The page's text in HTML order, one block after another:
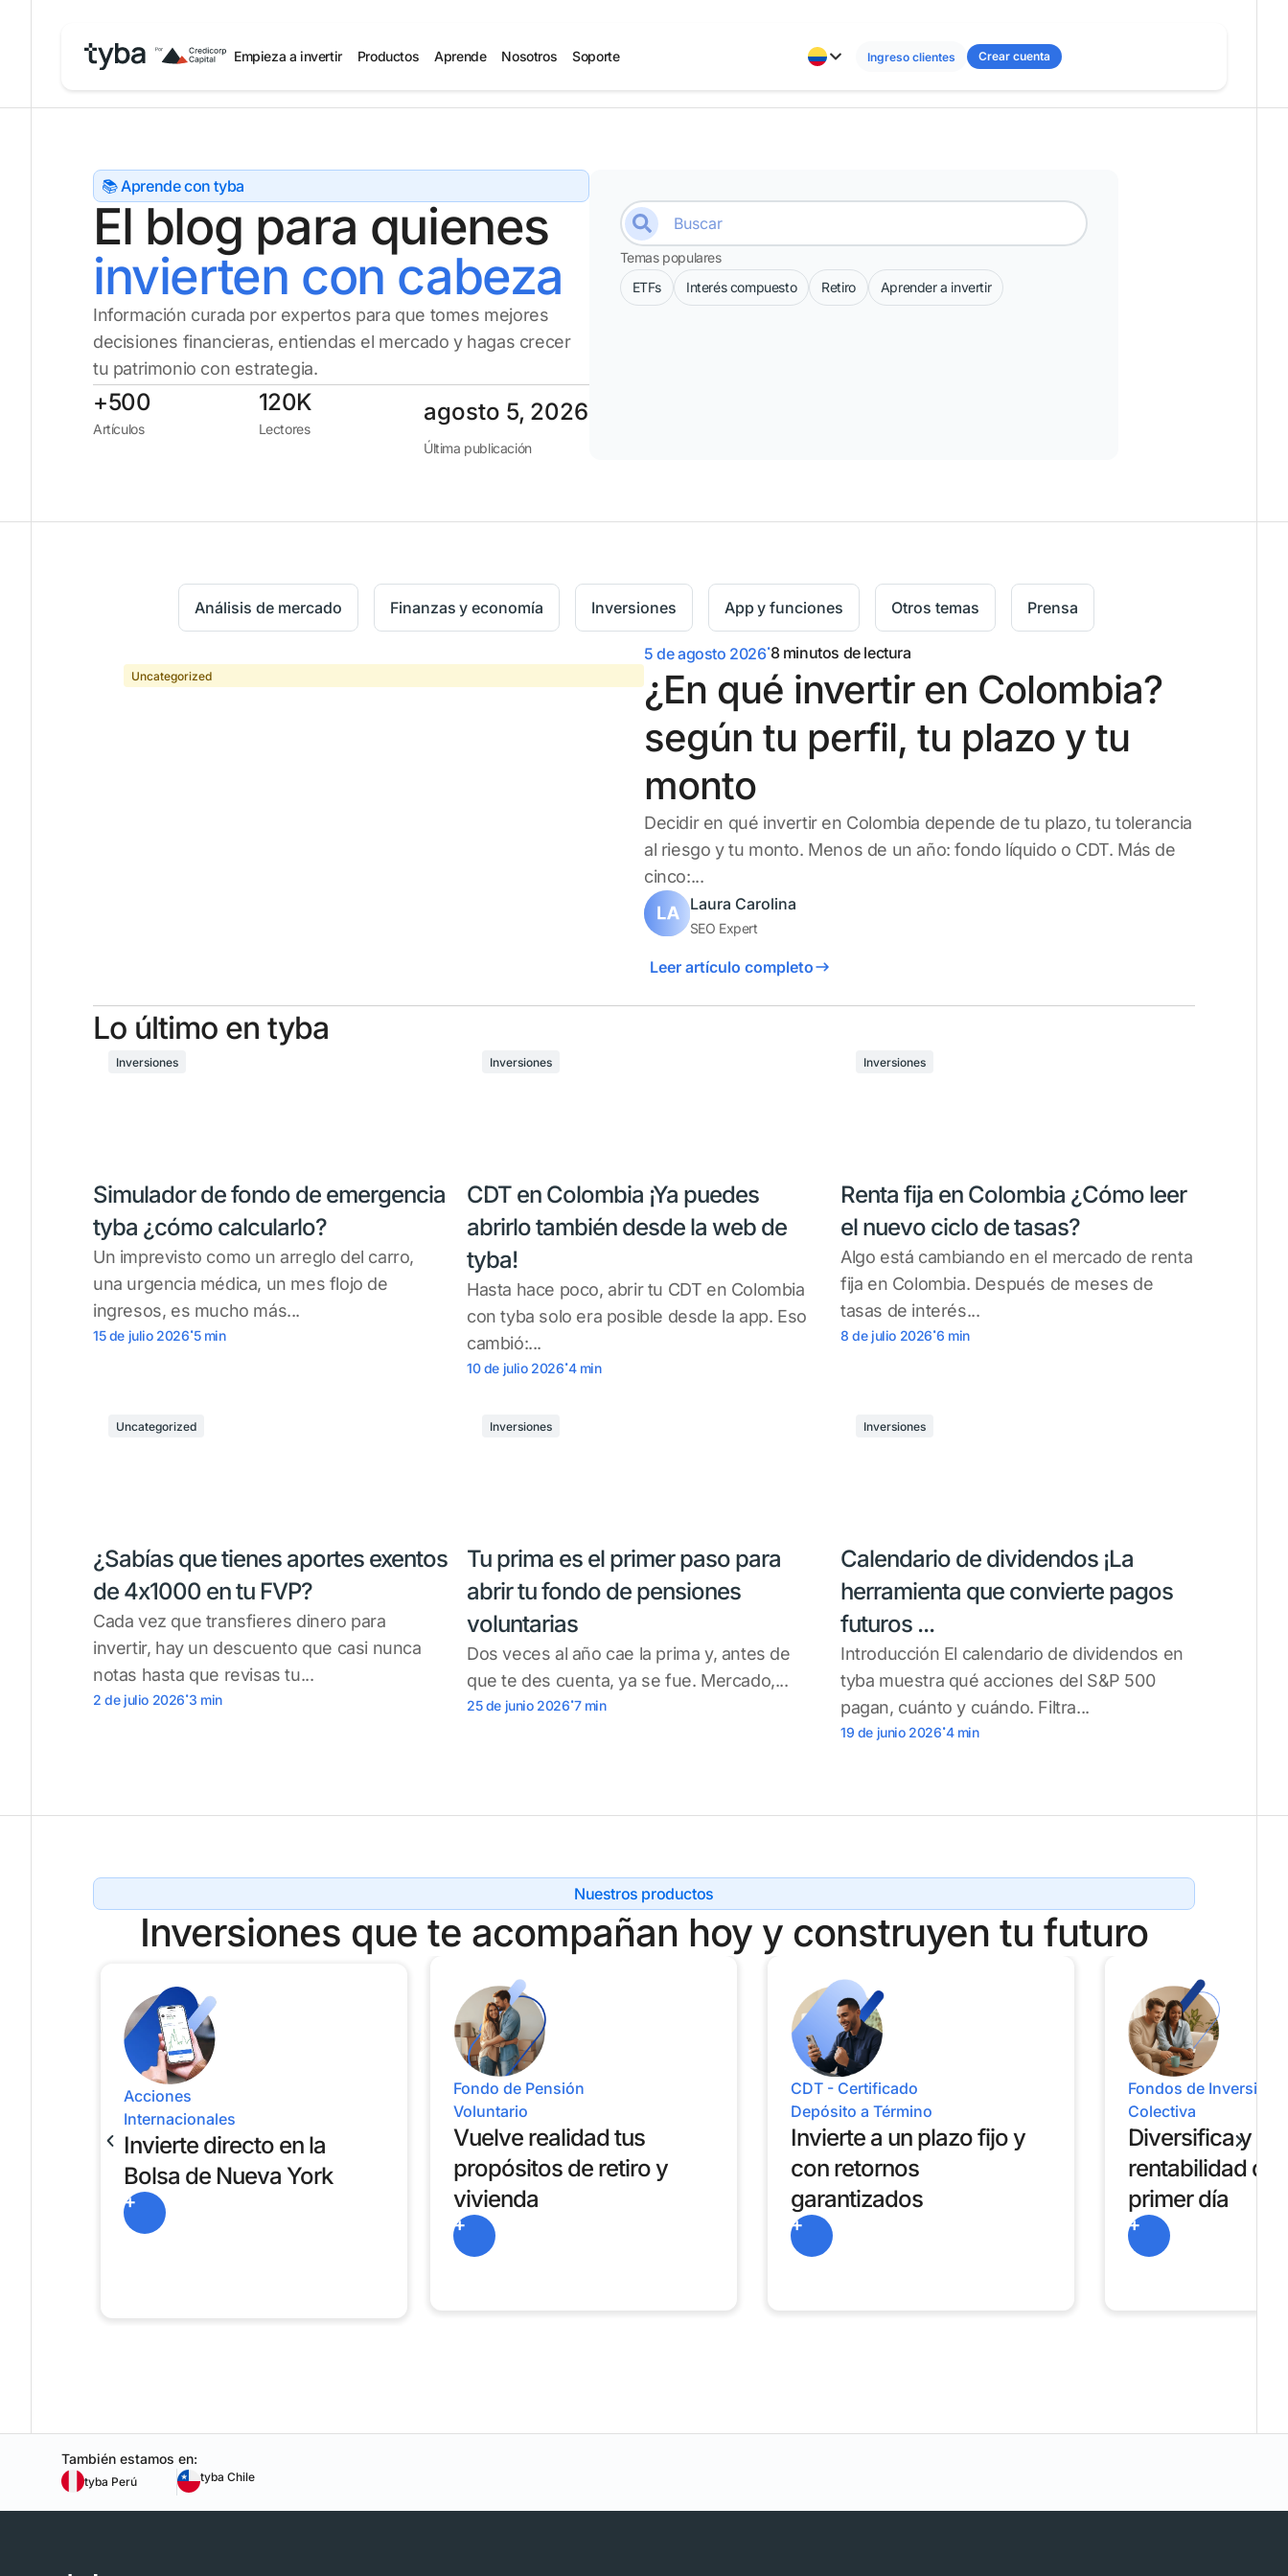
Empieza a invertir Productos Aprende Nosotros Soporte Ingreso clientes Crear cuenta
📚 Aprende con tyba
El blog para quienes
invierten con cabeza
Información curada por expertos para que tomes mejores
decisiones financieras, entiendas el mercado y hagas crecer
tu patrimonio con estrategia.
+500
Artículos
120K
Lectores
agosto 5, 2026
Última publicación
Temas populares
ETFs
Interés compuesto Retiro Aprender a invertir
Análisis de mercado Finanzas y economía Inversiones App y funciones Otros temas Prensa
Uncategorized
5 de agosto 2026.8 minutos de lectura
¿En qué invertir en Colombia?
según tu perfil, tu plazo y tu
monto
Decidir en qué invertir en Colombia depende de tu plazo, tu tolerancia
al riesgo y tu monto. Menos de un año: fondo líquido o CDT. Más de
cinco:...
Laura Carolina
SEO Expert
Leer artículo completo
Lo último en tyba
Inversiones
Simulador de fondo de emergencia
tyba ¿cómo calcularlo?
Un imprevisto como un arreglo del carro,
una urgencia médica, un mes flojo de
ingresos, es mucho más...
15 de julio 2026.5 min
Inversiones
CDT en Colombia ¡Ya puedes
abrirlo también desde la web de
tyba!
Hasta hace poco, abrir tu CDT en Colombia
con tyba solo era posible desde la app. Eso
cambió:...
10 de julio 2026.4 min
Inversiones
Renta fija en Colombia ¿Cómo leer
el nuevo ciclo de tasas?
Algo está cambiando en el mercado de renta
fija en Colombia. Después de meses de
tasas de interés...
8 de julio 2026.6 min
Uncategorized
¿Sabías que tienes aportes exentos
de 4x1000 en tu FVP?
Cada vez que transfieres dinero para
invertir, hay un descuento que casi nunca
notas hasta que revisas tu...
2 de julio 2026.3 min
Inversiones
Tu prima es el primer paso para
abrir tu fondo de pensiones
voluntarias
Dos veces al año cae la prima y, antes de
que te des cuenta, ya se fue. Mercado,...
25 de junio 2026.7 min
Inversiones
Calendario de dividendos ¡La
herramienta que convierte pagos
futuros ...
Introducción El calendario de dividendos en
tyba muestra qué acciones del S&P 500
pagan, cuánto y cuándo. Filtra...
19 de junio 2026.4 min
Nuestros productos
Inversiones que te acompañan hoy y construyen tu futuro
Acciones
Internacionales
Invierte directo en la
Bolsa de Nueva York
+
Fondo de Pensión
Voluntario
Vuelve realidad tus
propósitos de retiro y
vivienda
+
CDT - Certificado
Depósito a Término
Invierte a un plazo fijo y
con retornos
garantizados
+
Fondos de Inversión
Colectiva
Diversifica y
rentabilidad
primer día
+
También estamos en:
tyba Perú tyba Chile